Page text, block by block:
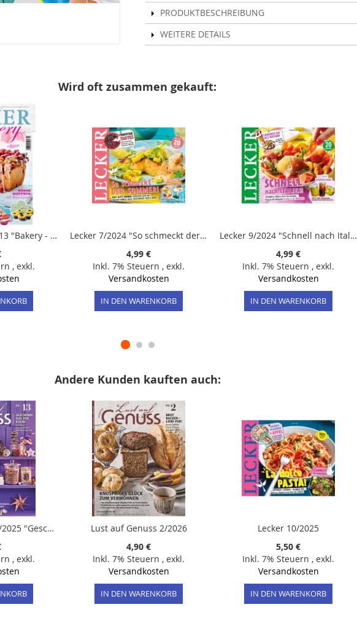
PRODUKTBESCHREIBUNG
WEITERE DETAILS
Wird oft zusammen gekauft:
Lecker Spezial 3/2013 "Bakery - Das neue Backen - Sommer-Spezial"
, exkl.
Lecker 7/2024 "So schmeckt der Sommer"
4,99 €
Inkl. 7% Steuern , exkl.
Versandkosten
IN DEN WARENKORB
Lecker 9/2024 "Schnell nach Italien"
4,99 €
Inkl. 7% Steuern , exkl.
Versandkosten
IN DEN WARENKORB
Andere Kunden kauften auch:
Lust auf Genuss 13/2025 "Geschenke aus der Küche"
, exkl.
Lust auf Genuss 2/2026
4,90 €
Inkl. 7% Steuern , exkl.
Versandkosten
IN DEN WARENKORB
Lecker 10/2025
5,50 €
Inkl. 7% Steuern , exkl.
Versandkosten
IN DEN WARENKORB